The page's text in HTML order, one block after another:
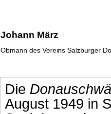
Die
August 1949 in
Johann März
Obmann des Vereins Salzburger